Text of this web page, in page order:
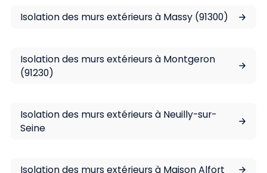
Isolation des murs extérieurs à Massy (91300)
Isolation des murs extérieurs à Montgeron
(91230)
Isolation des murs extérieurs à Neuilly-sur-
Seine
Isolation des murs extérieurs à Maison Alfort